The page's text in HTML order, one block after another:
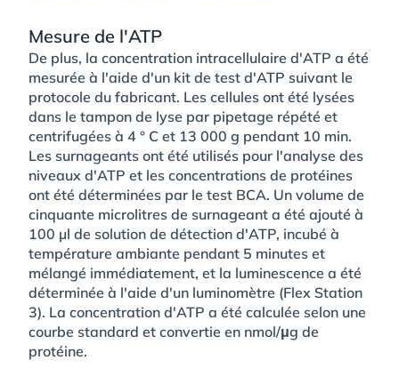
Mesure de l'ATP
De plus, la concentration intracellulaire d'ATP a été
mesurée à l'aide d'un kit de test d'ATP suivant le
protocole du fabricant. Les cellules ont été lysées
dans le tampon de lyse par pipetage répété et
centrifugées à 4 ° C et 13 000 g pendant 10 min.
Les surnageants ont été utilisés pour l'analyse des
niveaux d'ATP et les concentrations de protéines
ont été déterminées par le test BCA. Un volume de
cinquante microlitres de surnageant a été ajouté à
100 µl de solution de détection d'ATP, incubé à
température ambiante pendant 5 minutes et
mélangé immédiatement, et la luminescence a été
déterminée à l'aide d'un luminomètre (Flex Station
3). La concentration d'ATP a été calculée selon une
courbe standard et convertie en nmol/μg de
protéine.